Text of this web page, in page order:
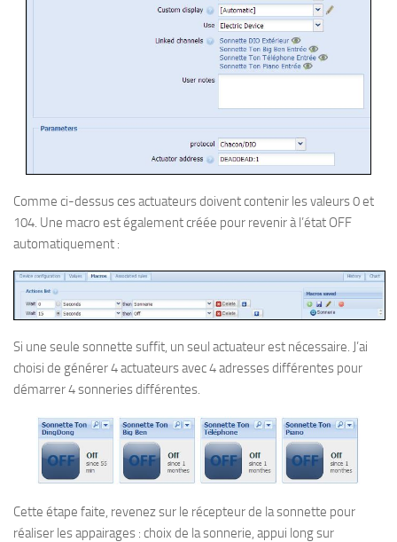
Comme ci-dessus ces actuateurs doivent contenir les valeurs 0 et
104. Une macro est également créée pour revenir à l’état OFF
automatiquement :
Si une seule sonnette suffit, un seul actuateur est nécessaire. J’ai
choisi de générer 4 actuateurs avec 4 adresses différentes pour
démarrer 4 sonneries différentes.
Cette étape faite, revenez sur le récepteur de la sonnette pour
réaliser les appairages : choix de la sonnerie, appui long sur